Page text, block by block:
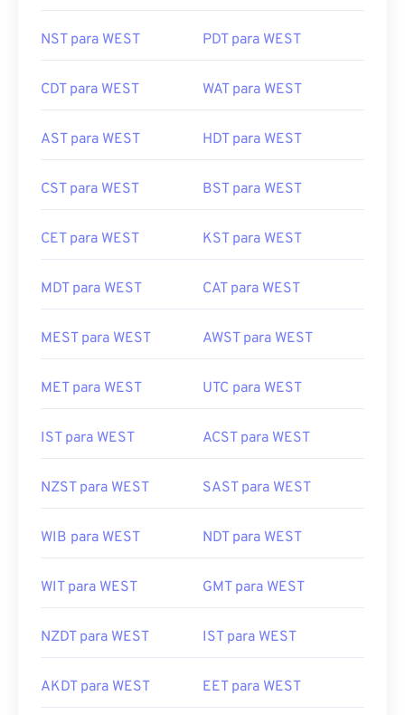
NST para WEST PDT para WEST
CDT para WEST WAT para WEST
AST para WEST HDT para WEST
CST para WEST BST para WEST
CET para WEST KST para WEST
MDT para WEST CAT para WEST
MEST para WEST AWST para WEST
MET para WEST UTC para WEST
IST para WEST ACST para WEST
NZST para WEST SAST para WEST
WIB para WEST NDT para WEST
WIT para WEST GMT para WEST
NZDT para WEST IST para WEST
AKDT para WEST EET para WEST